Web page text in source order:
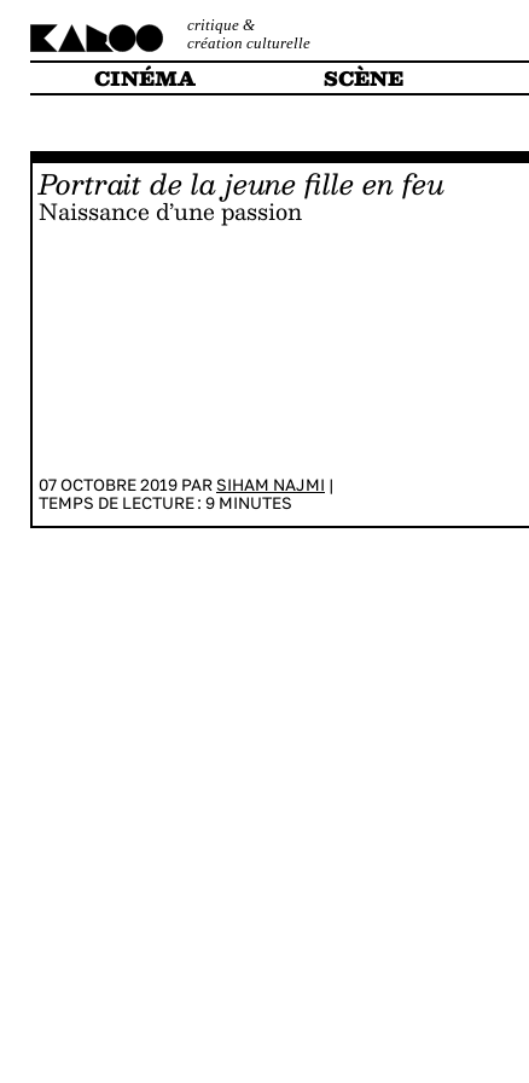
critique &
création culturelle
CINÉMA SCÈNE
Portrait de la jeune fille en feu
Naissance d’une passion
07 OCTOBRE 2019 PAR SIHAM NAJMI |
TEMPS DE LECTURE : 9 MINUTES